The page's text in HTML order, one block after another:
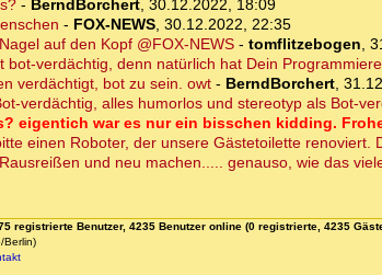
- BerndBorchert, 30.12.2022, 18:09
- FOX-NEWS, 30.12.2022, 22:35
auf den Kopf @FOX-NEWS- tomflitzebogen,
bot-verdächtig, denn natürlich hat Dein
verdächtigt, bot zu sein. owt - BerndBorchert,
verdächtig, alles humorlos und stereotyp als Bot-
eigentich war es nur ein bisschen kidding.
einen Roboter, der unsere Gästetoilette renoviert.
und neu machen..... genauso, wie das
registrierte Benutzer, 4235 Benutzer online (0 registrierte, 4235
Berlin)